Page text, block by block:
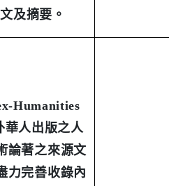
及摘要。
Humanities
華人出版之人
論著之來源文
力完善收錄內